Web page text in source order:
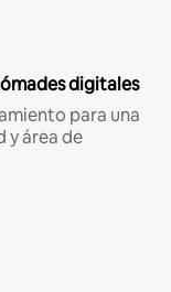
digitales
para una
y área de